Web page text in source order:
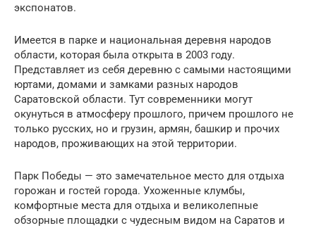
экспонатов.
Имеется в парке и национальная деревня народов
области, которая была открыта в 2003 году.
Представляет из себя деревню с самыми настоящими
юртами, домами и замками разных народов
Саратовской области. Тут современники могут
окунуться в атмосферу прошлого, причем прошлого не
только русских, но и грузин, армян, башкир и прочих
народов, проживающих на этой территории.
Парк Победы — это замечательное место для отдыха
горожан и гостей города. Ухоженные клумбы,
комфортные места для отдыха и великолепные
обзорные площадки с чудесным видом на Саратов и